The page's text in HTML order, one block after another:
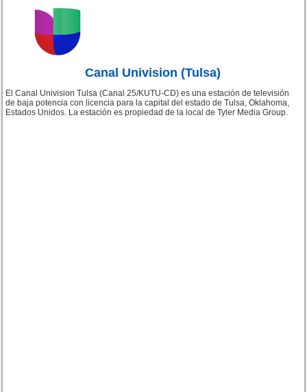
Canal Univision (Tulsa)
El Canal Univision Tulsa (Canal 25/KUTU-CD) es una estación de televisión
de baja potencia con licencia para la capital del estado de Tulsa, Oklahoma,
Estados Unidos. La estación es propiedad de la local de Tyler Media Group.